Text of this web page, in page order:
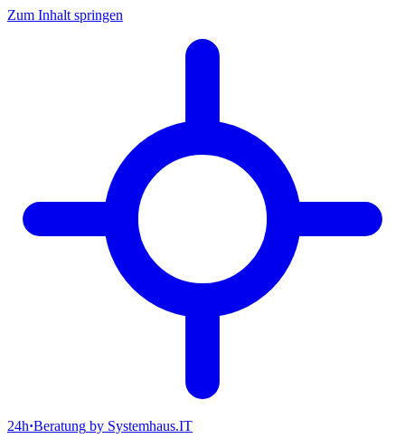
Zum Inhalt springen
24h·Beratung by Systemhaus.IT